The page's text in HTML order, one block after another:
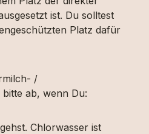
ist. Du solltest
Platz dafür
/
ab, wenn Du:
Chlorwasser ist